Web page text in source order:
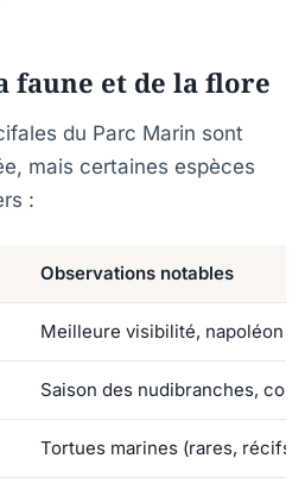
faune et de la flore
du Parc Marin sont
mais certaines espèces
:
Observations notables
Meilleure visibilité, napoléon
Saison des nudibranches,
Tortues marines (rares, récifs